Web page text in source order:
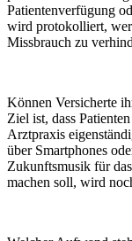
Patientenverfügung
wird protokolliert,
Missbrauch zu
Können Versicherte
Ziel ist, dass
Arztpraxis
über Smartphones
Zukunftsmusik für
machen soll, wird